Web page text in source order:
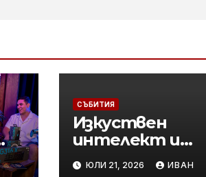
СЪБИТИЯ
Изкуствен
интелект и
бизнес
ЮЛИ 21, 2026 ИВАН